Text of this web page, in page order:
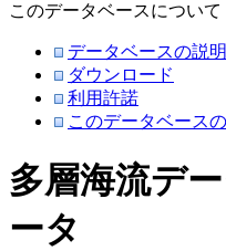
このデータベースについて
データベースの説明
ダウンロード
利用許諾
このデータベース
多層海流デ
ータ